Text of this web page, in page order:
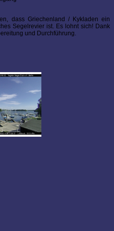
dass Griechenland / Kykladen ein
Segelrevier ist. Es lohnt sich! Dank
und Durchführung.